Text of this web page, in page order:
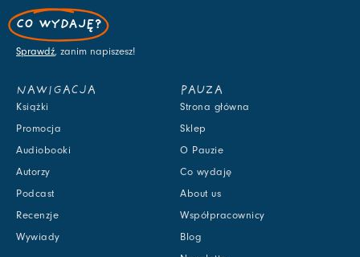
CO WYDAJĘ?
Sprawdź, zanim napiszesz!
NAWIGACJA
Książki
Promocja
Audiobooki
Autorzy
Podcast
Recenzje
Wywiady
PAUZA
Strona główna
Sklep
O Pauzie
Co wydaję
About us
Współpracownicy
Blog